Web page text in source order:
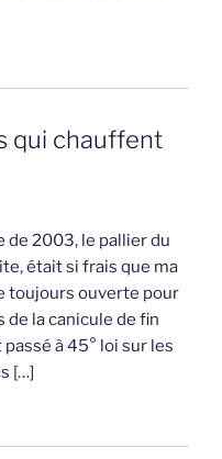
qui chauffent
de 2003, le pallier du
était si frais que ma
toujours ouverte pour
la canicule de fin
à 45° loi sur les
[…]